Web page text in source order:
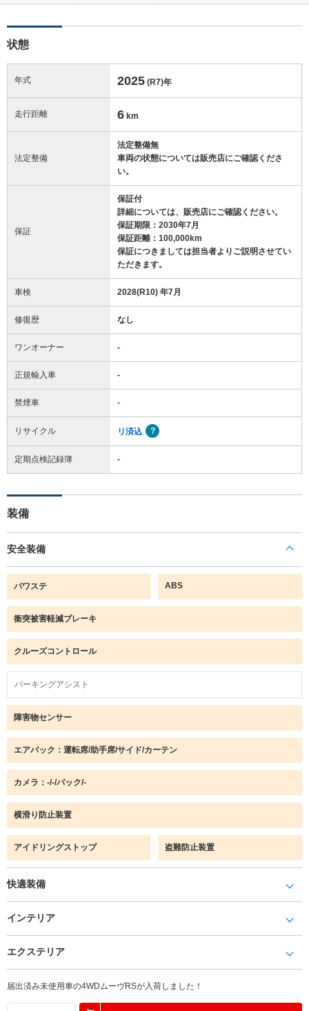
状態
年式 2025 (R7)年
走行距離 6 km
法定整備
法定整備無
車両の状態については販売店にご確認くださ
い。
保証
保証付
詳細については、販売店にご確認ください。
保証期限：2030年7月
保証距離：100,000km
保証につきましては担当者よりご説明させてい
ただきます。
車検 2028(R10) 年7月
修復歴 なし
ワンオーナー -
正規輸入車 -
禁煙車 -
リサイクル リ済込
定期点検記録簿 -
装備
安全装備
パワステ ABS
衝突被害軽減ブレーキ
クルーズコントロール
パーキングアシスト
障害物センサー
エアバック：運転席/助手席/サイド/カーテン
カメラ：-/-/バック/-
横滑り防止装置
アイドリングストップ 盗難防止装置
快適装備
インテリア
エクステリア
届出済み未使用車の4WDムーヴRSが入荷しました！